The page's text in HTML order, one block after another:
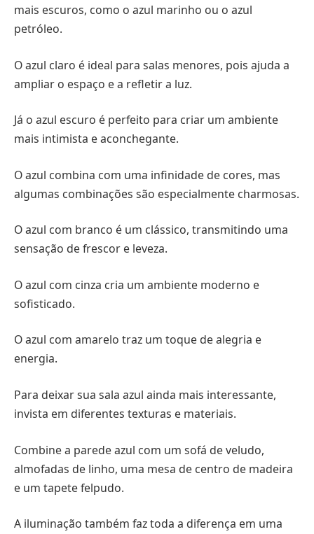
mais escuros, como o azul marinho ou o azul
petróleo.
O azul claro é ideal para salas menores, pois ajuda a
ampliar o espaço e a refletir a luz.
Já o azul escuro é perfeito para criar um ambiente
mais intimista e aconchegante.
O azul combina com uma infinidade de cores, mas
algumas combinações são especialmente charmosas.
O azul com branco é um clássico, transmitindo uma
sensação de frescor e leveza.
O azul com cinza cria um ambiente moderno e
sofisticado.
O azul com amarelo traz um toque de alegria e
energia.
Para deixar sua sala azul ainda mais interessante,
invista em diferentes texturas e materiais.
Combine a parede azul com um sofá de veludo,
almofadas de linho, uma mesa de centro de madeira
e um tapete felpudo.
A iluminação também faz toda a diferença em uma